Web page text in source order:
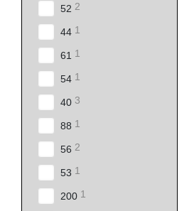
52 2
44 1
61 1
54 1
40 3
88 1
56 2
53 1
200 1